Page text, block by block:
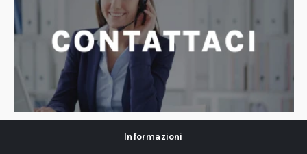
Informazioni